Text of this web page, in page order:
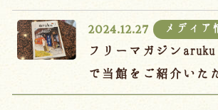
2024.12.27 メディア
フリーマガジン
で当館をご紹介いた